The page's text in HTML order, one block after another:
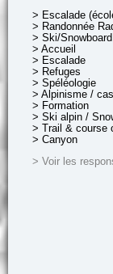
> Escalade
> Randonnée
> Ski/Snowboard
> Accueil
> Escalade
> Refuges
> Spéléologie
> Alpinisme /
> Formation
> Ski alpin /
> Trail & course
> Canyon
> Voir les